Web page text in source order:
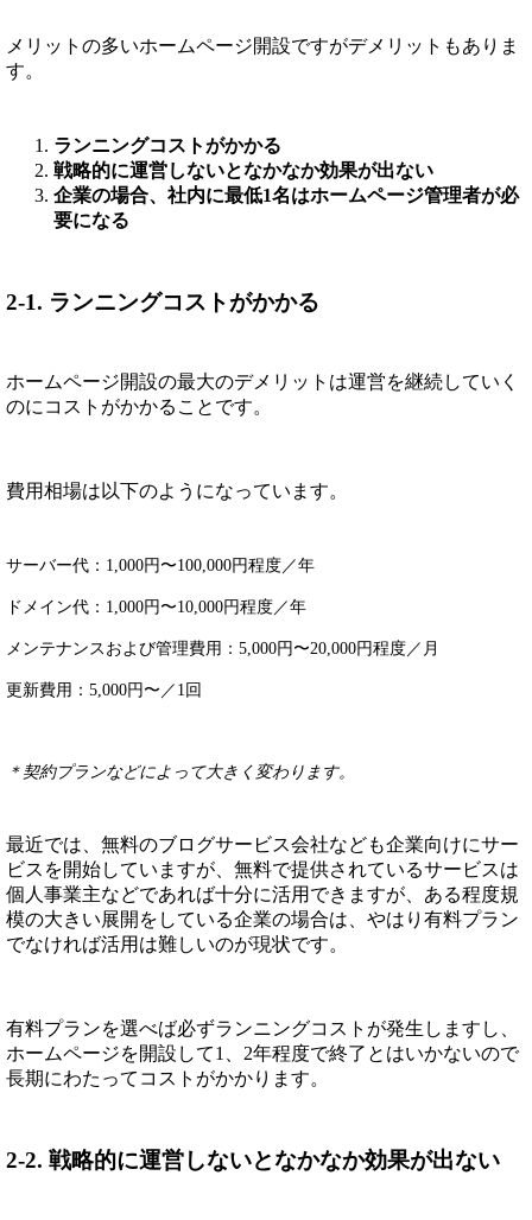
メリットの多いホームページ開設ですがデメリットもありま
す。
ランニングコストがかかる
戦略的に運営しないとなかなか効果が出ない
企業の場合、社内に最低1名はホームページ管理者が必
要になる
2-1. ランニングコストがかかる
ホームページ開設の最大のデメリットは運営を継続していく
のにコストがかかることです。
費用相場は以下のようになっています。
サーバー代：1,000円〜100,000円程度／年
ドメイン代：1,000円〜10,000円程度／年
メンテナンスおよび管理費用：5,000円〜20,000円程度／月
更新費用：5,000円〜／1回
＊契約プランなどによって大きく変わります。
最近では、無料のブログサービス会社なども企業向けにサー
ビスを開始していますが、無料で提供されているサービスは
個人事業主などであれば十分に活用できますが、ある程度規
模の大きい展開をしている企業の場合は、やはり有料プラン
でなければ活用は難しいのが現状です。
有料プランを選べば必ずランニングコストが発生しますし、
ホームページを開設して1、2年程度で終了とはいかないので
長期にわたってコストがかかります。
2-2. 戦略的に運営しないとなかなか効果が出ない